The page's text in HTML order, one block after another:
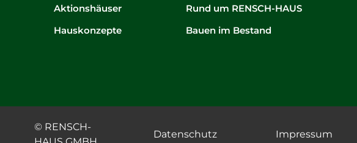
Aktionshäuser
Hauskonzepte
Rund um RENSCH-HAUS
Bauen im Bestand
© RENSCH-
Datenschutz Impressum